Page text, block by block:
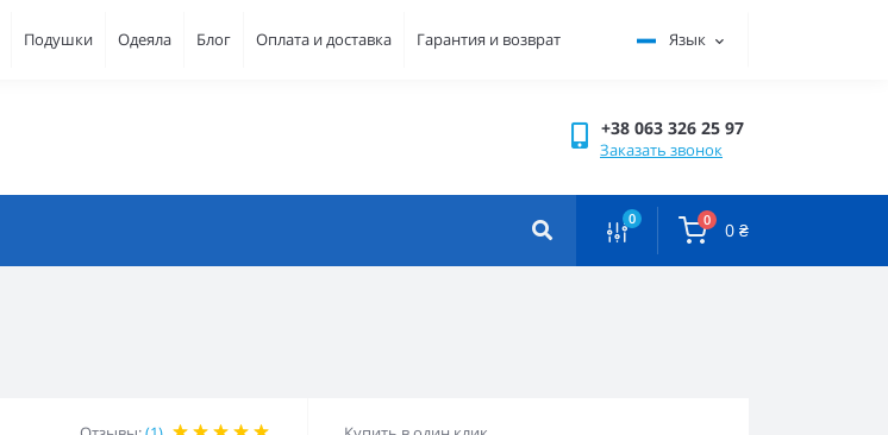
Подушки Одеяла Блог Оплата и доставка Гарантия и возврат Язык
+38 063 326 25 97
Заказать звонок
0 0 0 ₴